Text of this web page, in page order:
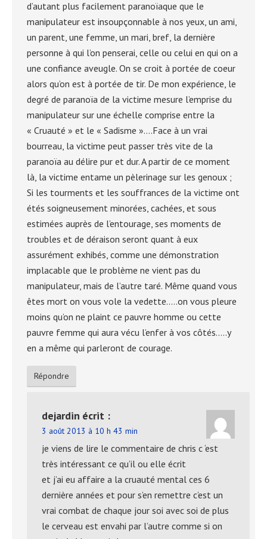
d’autant plus facilement paranoïaque que le
manipulateur est insoupçonnable à nos yeux, un ami,
un parent, une femme, un mari, bref, la dernière
personne à qui l’on penserai, celle ou celui en qui on a
une confiance aveugle. On se croit à portée de coeur
alors qu’on est à portée de tir. De mon expérience, le
degré de paranoïa de la victime mesure l’emprise du
manipulateur sur une échelle comprise entre la
« Cruauté » et le « Sadisme »….Face à un vrai
bourreau, la victime peut passer très vite de la
paranoïa au délire pur et dur. A partir de ce moment
là, la victime entame un pèlerinage sur les genoux ;
Si les tourments et les souffrances de la victime ont
étés soigneusement minorées, cachées, et sous
estimées auprès de l’entourage, ses moments de
troubles et de déraison seront quant à eux
assurément exhibés, comme une démonstration
implacable que le problème ne vient pas du
manipulateur, mais de l’autre taré. Même quand vous
êtes mort on vous vole la vedette…..on vous pleure
moins qu’on ne plaint ce pauvre homme ou cette
pauvre femme qui aura vécu l’enfer à vos côtés…..y
en a même qui parleront de courage.
Répondre
dejardin écrit :
3 août 2013 à 10 h 43 min
je viens de lire le commentaire de chris c ‘est
très intéressant ce qu’il ou elle écrit
et j’ai eu affaire a la cruauté mental ces 6
dernière années et pour s’en remettre c’est un
vrai combat de chaque jour soi avec soi de plus
le cerveau est envahi par l’autre comme si on